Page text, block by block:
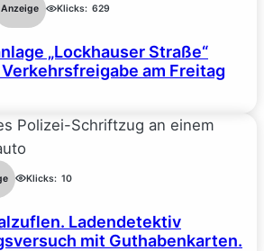
Anzeige Klicks: 629
„Lockhauser Straße“
am Freitag
Klicks: 10
Ladendetektiv
mit Guthabenkarten.